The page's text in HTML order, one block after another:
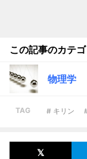
この記事のカテゴ
物理学
TAG # キリン